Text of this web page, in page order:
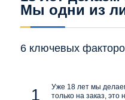
Мы одни из
6 ключевых
Уже 18 лет мы
только на заказ, это